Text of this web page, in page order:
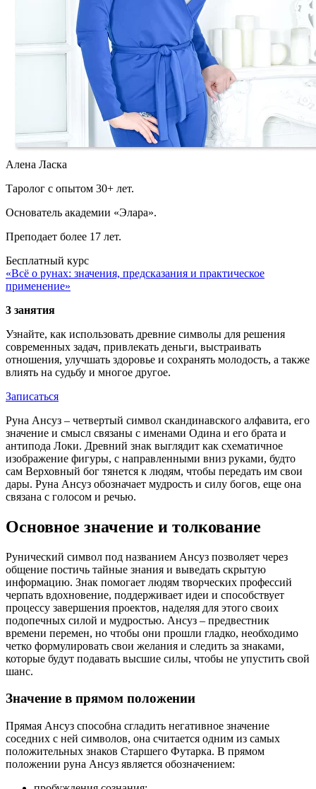
Алена Ласка
Таролог с опытом 30+ лет.
Основатель академии «Элара».
Преподает более 17 лет.
Бесплатный курс
«Всё о рунах: значения, предсказания и практическое
применение»
3 занятия
Узнайте, как использовать древние символы для решения
современных задач, привлекать деньги, выстраивать
отношения, улучшать здоровье и сохранять молодость, а также
влиять на судьбу и многое другое.
Записаться
Руна Ансуз – четвертый символ скандинавского алфавита, его
значение и смысл связаны с именами Одина и его брата и
антипода Локи. Древний знак выглядит как схематичное
изображение фигуры, с направленными вниз руками, будто
сам Верховный бог тянется к людям, чтобы передать им свои
дары. Руна Ансуз обозначает мудрость и силу богов, еще она
связана с голосом и речью.
Основное значение и толкование
Рунический символ под названием Ансуз позволяет через
общение постичь тайные знания и выведать скрытую
информацию. Знак помогает людям творческих профессий
черпать вдохновение, поддерживает идеи и способствует
процессу завершения проектов, наделяя для этого своих
подопечных силой и мудростью. Ансуз – предвестник
времени перемен, но чтобы они прошли гладко, необходимо
четко формулировать свои желания и следить за знаками,
которые будут подавать высшие силы, чтобы не упустить свой
шанс.
Значение в прямом положении
Прямая Ансуз способна сгладить негативное значение
соседних с ней символов, она считается одним из самых
положительных знаков Старшего Футарка. В прямом
положении руна Ансуз является обозначением: